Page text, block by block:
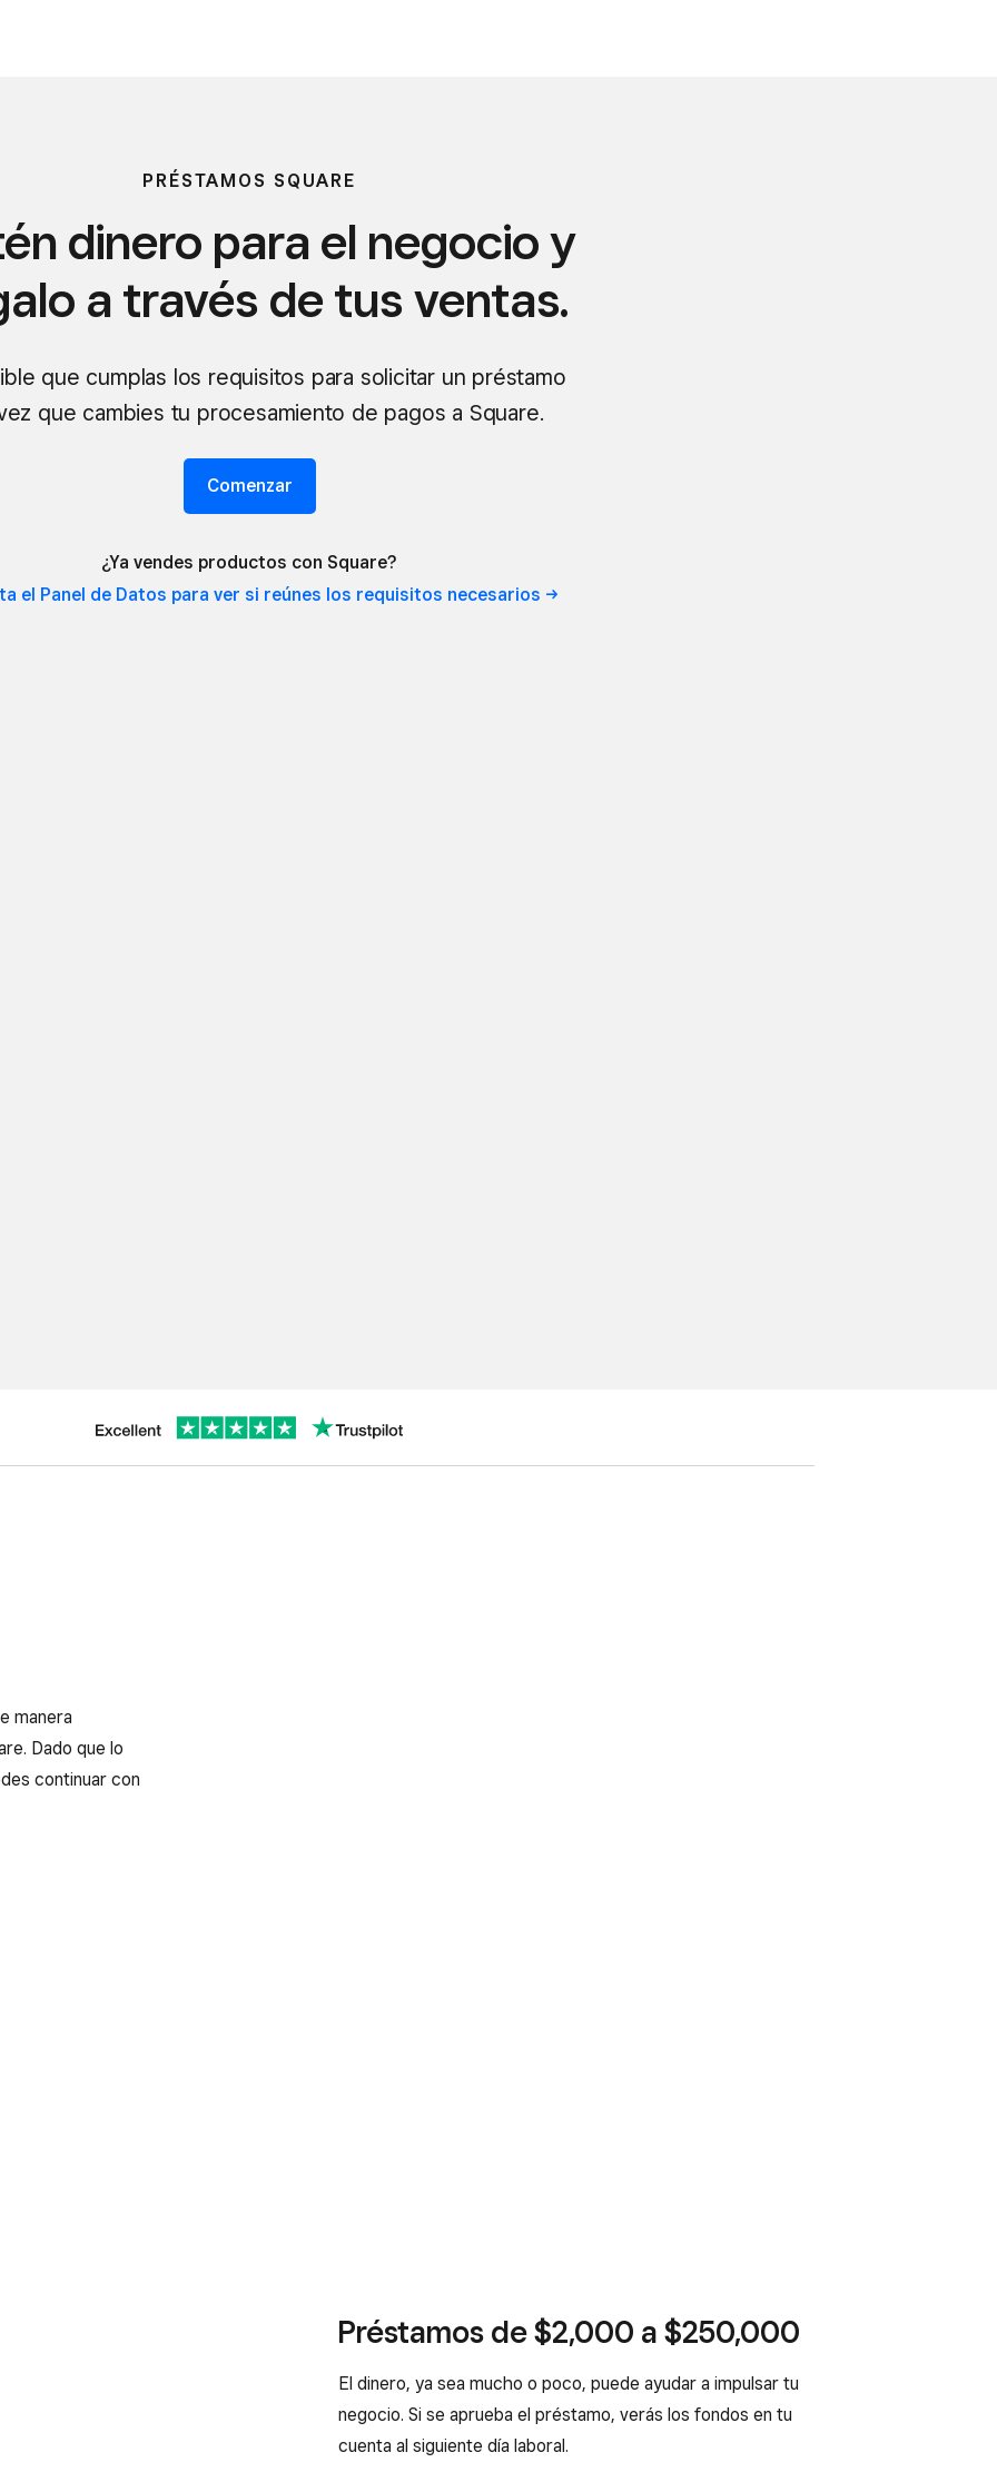
PRÉSTAMOS SQUARE
dinero para el negocio y
a través de tus ventas.
que cumplas los requisitos para solicitar un préstamo
que cambies tu procesamiento de pagos a Square.
Comenzar
¿Ya vendes productos con Square?
el Panel de Datos para ver si reúnes los requisitos necesarios
manera
Dado que lo
continuar con
Préstamos de $2,000 a $250,000
El dinero, ya sea mucho o poco, puede ayudar a impulsar tu
negocio. Si se aprueba el préstamo, verás los fondos en tu
cuenta al siguiente día laboral.